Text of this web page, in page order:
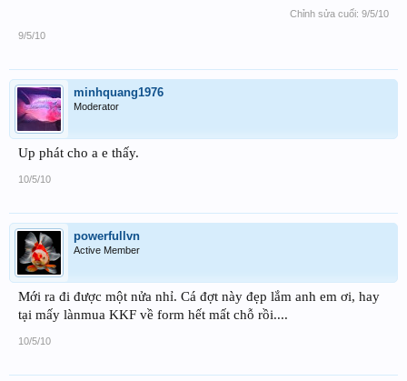
Chỉnh sửa cuối: 9/5/10
9/5/10
minhquang1976
Moderator
Up phát cho a e thấy.
10/5/10
powerfullvn
Active Member
Mới ra đi được một nửa nhỉ. Cá đợt này đẹp lắm anh em ơi, hay
tại mấy lànmua KKF về form hết mất chỗ rồi....
10/5/10